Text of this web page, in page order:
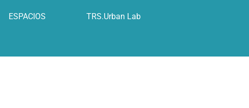
ESPACIOS TRS.Urban Lab